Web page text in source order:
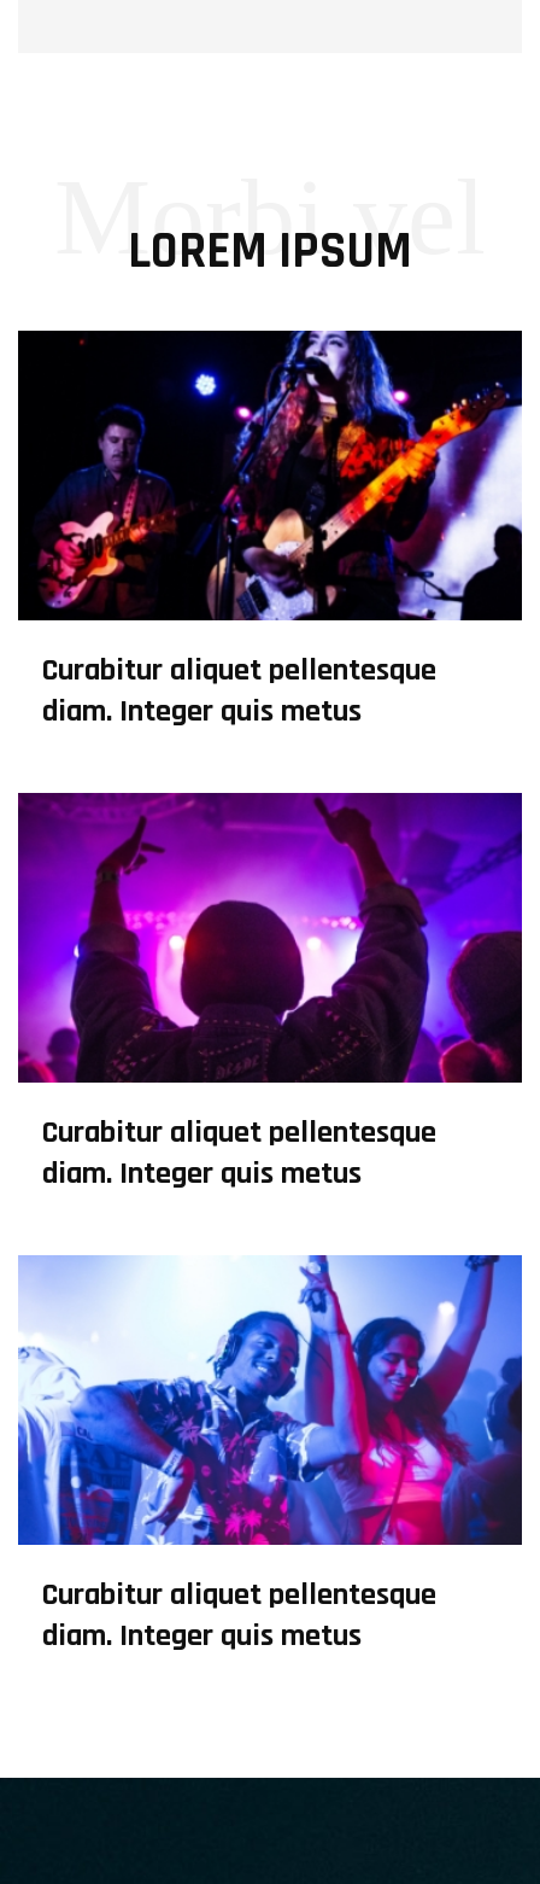
LOREM IPSUM
Morbi vel
Curabitur aliquet pellentesque
diam. Integer quis metus
Curabitur aliquet pellentesque
diam. Integer quis metus
Curabitur aliquet pellentesque
diam. Integer quis metus